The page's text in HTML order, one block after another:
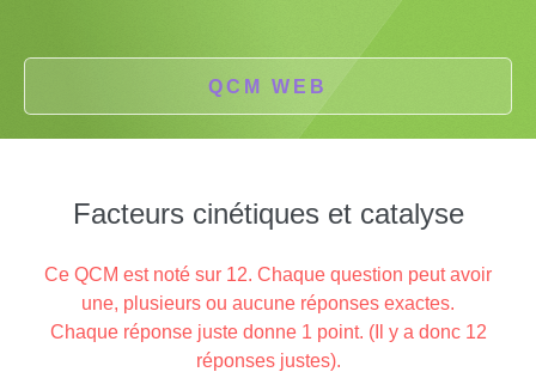
QCM WEB
Facteurs cinétiques et catalyse
Ce QCM est noté sur 12. Chaque question peut avoir
une, plusieurs ou aucune réponses exactes.
Chaque réponse juste donne 1 point. (Il y a donc 12
réponses justes).